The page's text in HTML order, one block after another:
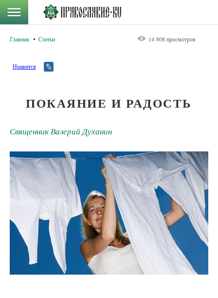
Главная Статьи 14 808 просмотров
Нравится
ПОКАЯНИЕ И РАДОСТЬ
Священник Валерий Духанин